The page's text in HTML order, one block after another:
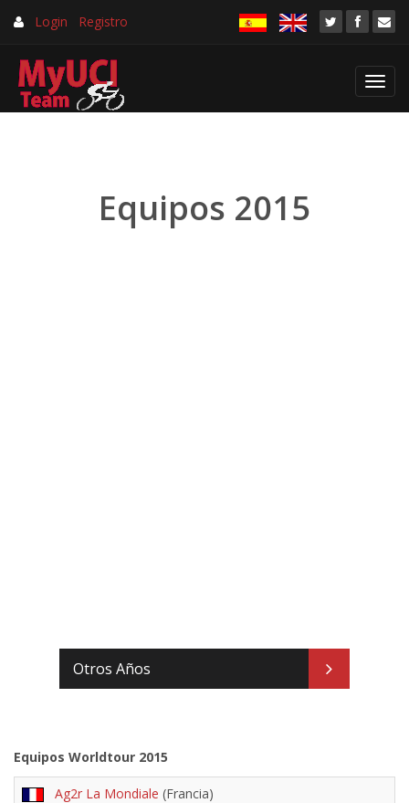
Login Registro
Equipos 2015
Otros Años
Equipos Worldtour 2015
Ag2r La Mondiale (Francia)